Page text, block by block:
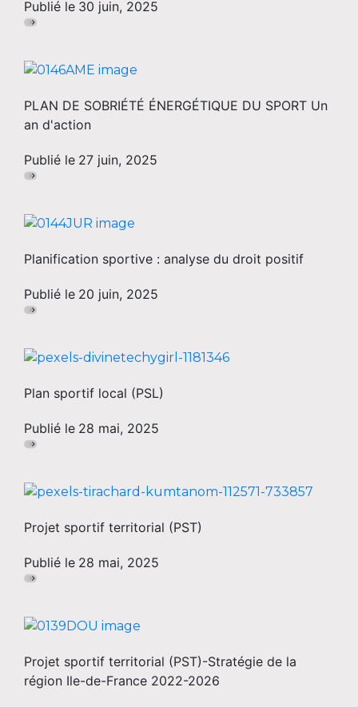
Publié le 30 juin, 2025
PLAN DE SOBRIÉTÉ ÉNERGÉTIQUE DU SPORT Un
an d'action
Publié le 27 juin, 2025
Planification sportive : analyse du droit positif
Publié le 20 juin, 2025
Plan sportif local (PSL)
Publié le 28 mai, 2025
Projet sportif territorial (PST)
Publié le 28 mai, 2025
Projet sportif territorial (PST)-Stratégie de la
région Ile-de-France 2022-2026